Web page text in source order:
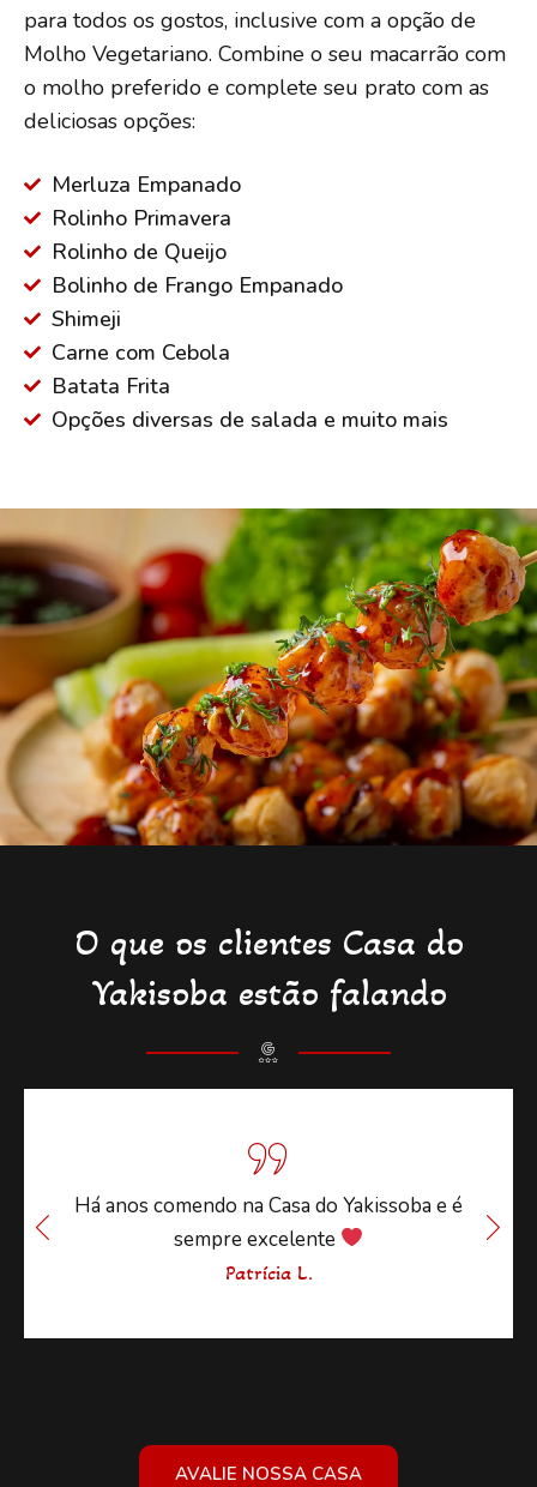
para todos os gostos, inclusive com a opção de
Molho Vegetariano. Combine o seu macarrão com
o molho preferido e complete seu prato com as
deliciosas opções:
Merluza Empanado
Rolinho Primavera
Rolinho de Queijo
Bolinho de Frango Empanado
Shimeji
Carne com Cebola
Batata Frita
Opções diversas de salada e muito mais
O que os clientes Casa do
Yakisoba estão falando
Há anos comendo na Casa do Yakissoba e é
sempre excelente
Patrícia L.
AVALIE NOSSA CASA